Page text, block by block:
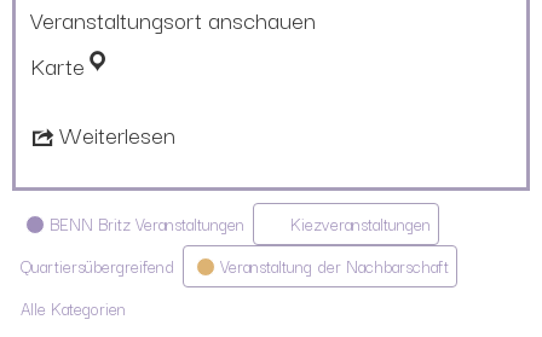
Veranstaltungsort anschauen
Karte
Weiterlesen
Kategorien
BENN Britz Veranstaltungen
Kiezveranstaltungen
Quartiersübergreifend
Veranstaltung der Nachbarschaft
Alle Kategorien